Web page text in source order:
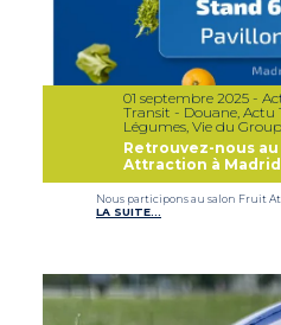
01 septembre 2025 -
Transit - Douane,
Légumes, Vie du
Retrouvez-nous
Attraction à Madrid
Nous participons au salon Fruit
LA SUITE…